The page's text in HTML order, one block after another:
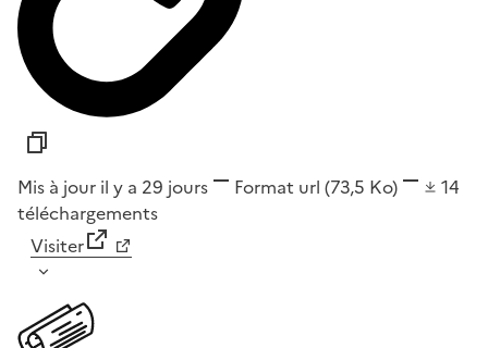
Mis à jour il y a 29 jours Format url (73,5 Ko)
14
téléchargements
Visiter